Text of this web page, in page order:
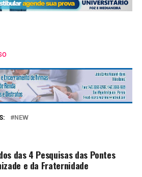
NEW
das 4 Pesquisas das Pontes
e da Fraternidade